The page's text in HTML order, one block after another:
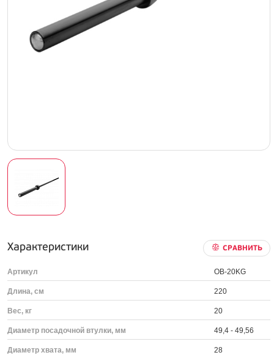
Характеристики СРАВНИТЬ
Артикул OB-20KG
Длина, см 220
Вес, кг 20
Диаметр посадочной втулки, мм 49,4 - 49,56
Диаметр хвата, мм 28